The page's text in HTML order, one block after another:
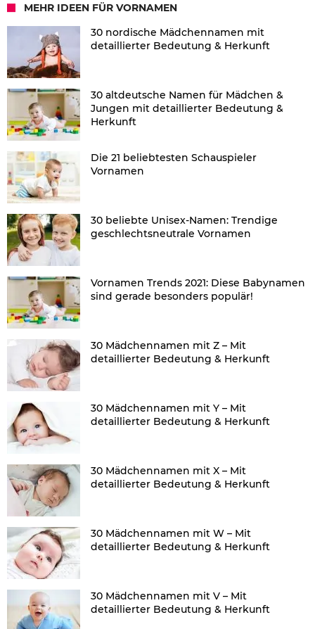
MEHR IDEEN FÜR VORNAMEN
30 nordische Mädchennamen mit
detaillierter Bedeutung & Herkunft
30 altdeutsche Namen für Mädchen &
Jungen mit detaillierter Bedeutung &
Herkunft
Die 21 beliebtesten Schauspieler
Vornamen
30 beliebte Unisex-Namen: Trendige
geschlechtsneutrale Vornamen
Vornamen Trends 2021: Diese Babynamen
sind gerade besonders populär!
30 Mädchennamen mit Z – Mit
detaillierter Bedeutung & Herkunft
30 Mädchennamen mit Y – Mit
detaillierter Bedeutung & Herkunft
30 Mädchennamen mit X – Mit
detaillierter Bedeutung & Herkunft
30 Mädchennamen mit W – Mit
detaillierter Bedeutung & Herkunft
30 Mädchennamen mit V – Mit
detaillierter Bedeutung & Herkunft